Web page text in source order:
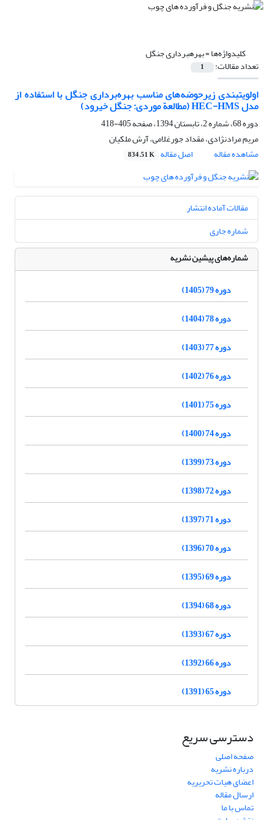
کلیدواژه‌ها =بهره‏برداری جنگل
تعداد مقالات: 1
اولویت‏بندی زیرحوضه‌های مناسب بهره‌برداری جنگل با استفاده از
مدل HEC-HMS (مطالعة موردی: جنگل خیرود)
دوره 68، شماره 2، تابستان 1394، صفحه
405-418
مریم مرادنژادی، مقداد جورغلامی، آرش ملکیان
مشاهده مقاله
اصل مقاله 834.51 K
مقالات آماده انتشار
شماره جاری
شماره‌های پیشین نشریه
دوره 79 (1405)
دوره 78 (1404)
دوره 77 (1403)
دوره 76 (1402)
دوره 75 (1401)
دوره 74 (1400)
دوره 73 (1399)
دوره 72 (1398)
دوره 71 (1397)
دوره 70 (1396)
دوره 69 (1395)
دوره 68 (1394)
دوره 67 (1393)
دوره 66 (1392)
دوره 65 (1391)
دسترسی سریع
صفحه اصلی
درباره نشریه
اعضای هیات تحریریه
ارسال مقاله
تماس با ما